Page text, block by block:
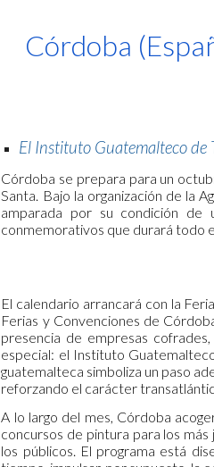
Skip to main
Córdoba
El Instituto Guatemalteco de
Córdoba se prepara para un
Santa. Bajo la organización de la
amparada por su condición de
conmemorativos que durará todo
El calendario arrancará con la
Ferias y Convenciones de
presencia de empresas
especial: el Instituto
guatemalteca simboliza un paso
reforzando el carácter
A lo largo del mes, Córdoba
concursos de pintura para los
los públicos. El programa está